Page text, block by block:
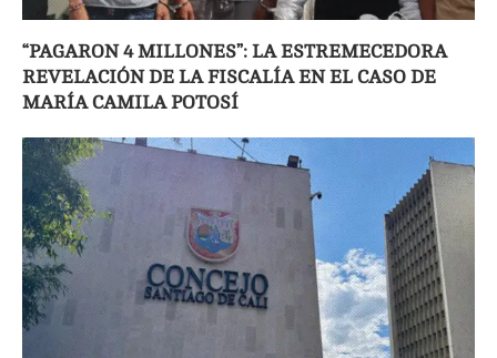
“PAGARON 4 MILLONES”: LA ESTREMECEDORA
REVELACIÓN DE LA FISCALÍA EN EL CASO DE
MARÍA CAMILA POTOSÍ